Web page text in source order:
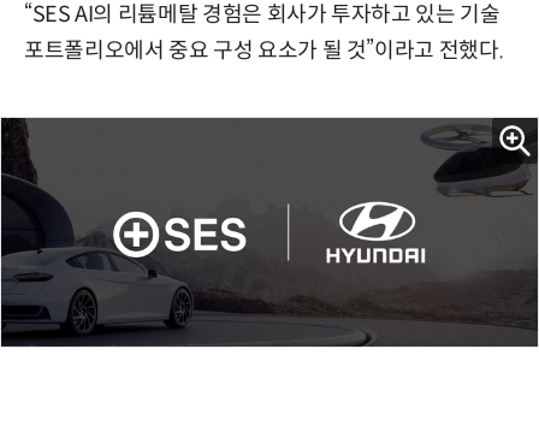
“SES AI의 리튬메탈 경험은 회사가 투자하고 있는 기술
포트폴리오에서 중요 구성 요소가 될 것”이라고 전했다.